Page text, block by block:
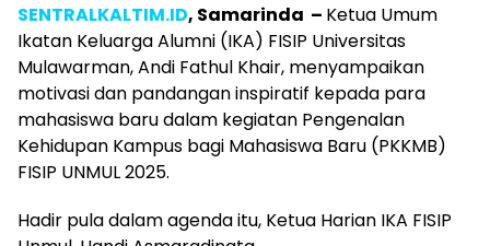
SENTRALKALTIM.ID, Samarinda – Ketua Umum
Ikatan Keluarga Alumni (IKA) FISIP Universitas
Mulawarman, Andi Fathul Khair, menyampaikan
motivasi dan pandangan inspiratif kepada para
mahasiswa baru dalam kegiatan Pengenalan
Kehidupan Kampus bagi Mahasiswa Baru (PKKMB)
FISIP UNMUL 2025.
Hadir pula dalam agenda itu, Ketua Harian IKA FISIP